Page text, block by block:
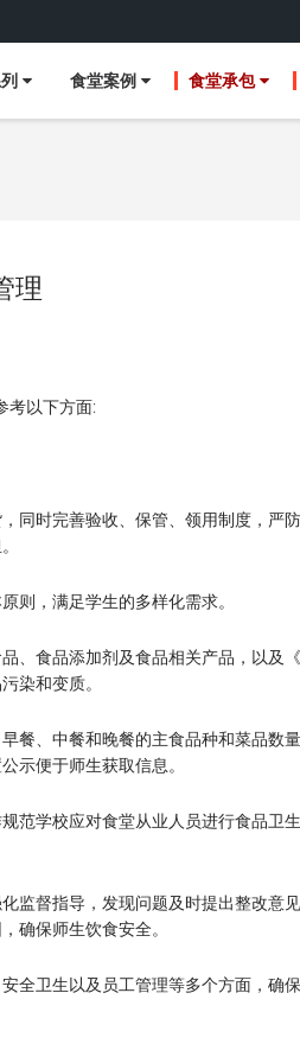
食堂案例 食堂承包
理
考以下方面:
同时完善验收、保管、领用制度，严
则，满足学生的多样化需求。
、食品添加剂及食品相关产品，以及
染和变质。
餐、中餐和晚餐的主食品种和菜品数
示便于师生获取信息。
范学校应对食堂从业人员进行食品卫
监督指导，发现问题及时提出整改意见
确保师生饮食安全。
全卫生以及员工管理等多个方面，确